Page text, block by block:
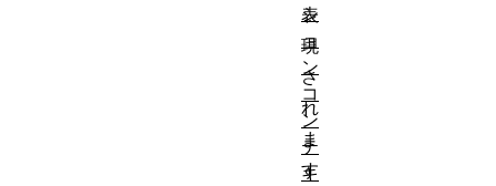
表
現
さ
れ
ま
す
シ
ョ
ン
コ
ン
テ
キ